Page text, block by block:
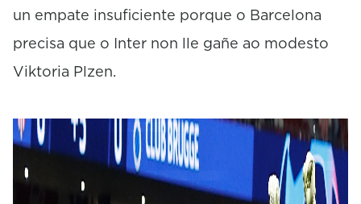
un empate insuficiente porque o Barcelona
precisa que o Inter non lle gañe ao modesto
Viktoria Plzen.